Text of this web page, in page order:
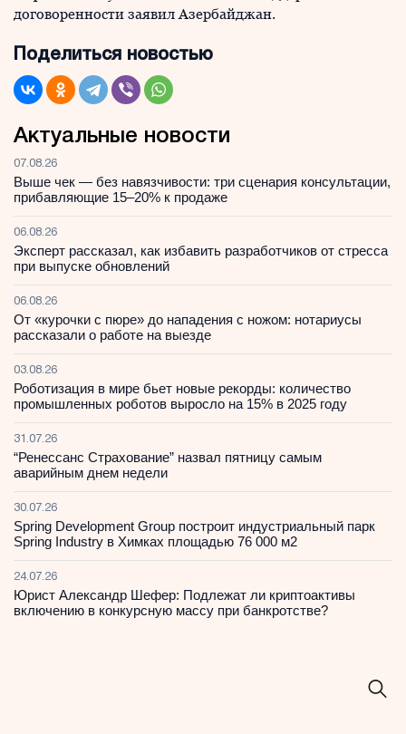
договоренности заявил Азербайджан.
Поделиться новостью
Актуальные новости
07.08.26
Выше чек — без навязчивости: три сценария консультации,
прибавляющие 15–20% к продаже
06.08.26
Эксперт рассказал, как избавить разработчиков от стресса
при выпуске обновлений
06.08.26
От «курочки с пюре» до нападения с ножом: нотариусы
рассказали о работе на выезде
03.08.26
Роботизация в мире бьет новые рекорды: количество
промышленных роботов выросло на 15% в 2025 году
31.07.26
“Ренессанс Страхование” назвал пятницу самым
аварийным днем недели
30.07.26
Spring Development Group построит индустриальный парк
Spring Industry в Химках площадью 76 000 м2
24.07.26
Юрист Александр Шефер: Подлежат ли криптоактивы
включению в конкурсную массу при банкротстве?